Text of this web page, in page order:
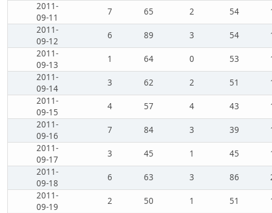
2011-
09-11
7 65 2 54
2011-
09-12
6 89 3 54
2011-
09-13
1 64 0 53
2011-
09-14
3 62 2 51
2011-
09-15
4 57 4 43
2011-
09-16
7 84 3 39
2011-
09-17
3 45 1 45
2011-
09-18
6 63 3 86
2011-
09-19
2 50 1 51